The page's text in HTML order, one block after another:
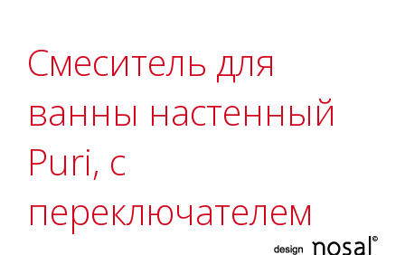
Смеситель для
ванны настенный
Puri, с
переключателем